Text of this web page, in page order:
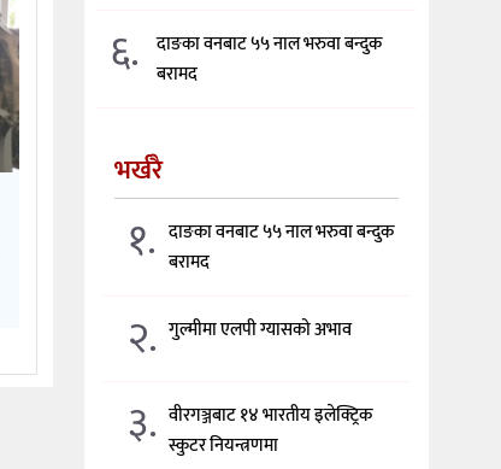
६.
दाङका वनबाट ५५ नाल भरुवा बन्दुक
बरामद
भर्खरै
१. दाङका वनबाट ५५ नाल भरुवा बन्दुक
बरामद
२. गुल्मीमा एलपी ग्यासको अभाव
३. वीरगञ्जबाट १४ भारतीय इलेक्ट्रिक
स्कुटर नियन्त्रणमा